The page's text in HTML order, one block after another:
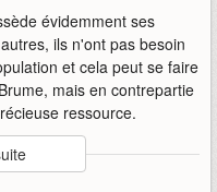
évidemment ses
ils n'ont pas besoin
et cela peut se faire
mais en contrepartie
ressource.